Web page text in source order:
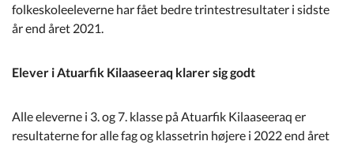
Om Kommunen
folkeskoleeleverne har fået bedre trintestresultater i sidste
år end året 2021.
Elever i Atuarfik Kilaaseeraq klarer sig godt
Alle eleverne i 3. og 7. klasse på Atuarfik Kilaaseeraq er
resultaterne for alle fag og klassetrin højere i 2022 end året